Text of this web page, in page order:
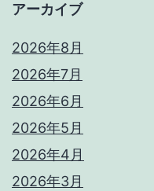
アーカイブ
2026年8月
2026年7月
2026年6月
2026年5月
2026年4月
2026年3月